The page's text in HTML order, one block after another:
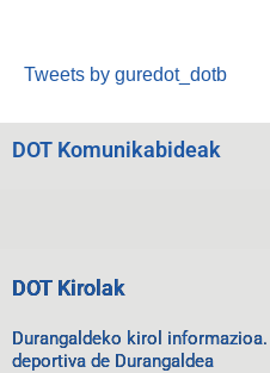
Tweets by guredot_dotb
DOT Komunikabideak
DOT Kirolak
Durangaldeko kirol
deportiva de Durangaldea